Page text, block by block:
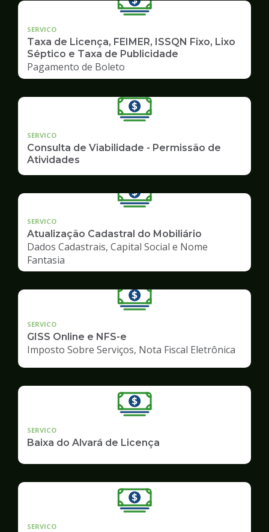
SERVICO
Taxa de Licença, FEIMER, ISSQN Fixo, Lixo
Séptico e Taxa de Publicidade
Pagamento de Boleto
SERVICO
Consulta de Viabilidade - Permissão de
Atividades
SERVICO
Atualização Cadastral do Mobiliário
Dados Cadastrais, Capital Social e Nome
Fantasia
SERVICO
GISS Online e NFS-e
Imposto Sobre Serviços, Nota Fiscal Eletrônica
SERVICO
Baixa do Alvará de Licença
SERVICO